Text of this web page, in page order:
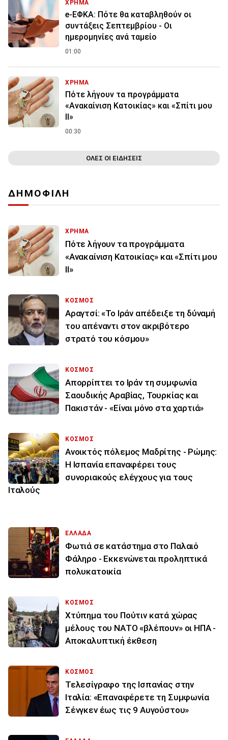
ΧΡΗΜΑ
e-ΕΦΚΑ: Πότε θα καταβληθούν οι
συντάξεις Σεπτεμβρίου - Οι
ημερομηνίες ανά ταμείο
01:00
ΧΡΗΜΑ
Πότε λήγουν τα προγράμματα
«Ανακαίνιση Κατοικίας» και «Σπίτι μου
ΙΙ»
00:30
ΟΛΕΣ ΟΙ ΕΙΔΗΣΕΙΣ
ΔΗΜΟΦΙΛΗ
ΧΡΗΜΑ
Πότε λήγουν τα προγράμματα
«Ανακαίνιση Κατοικίας» και «Σπίτι μου
ΙΙ»
ΚΟΣΜΟΣ
Αραγτσί: «Το Ιράν απέδειξε τη δύναμή
του απέναντι στον ακριβότερο
στρατό του κόσμου»
ΚΟΣΜΟΣ
Απορρίπτει το Ιράν τη συμφωνία
Σαουδικής Αραβίας, Τουρκίας και
Πακιστάν - «Είναι μόνο στα χαρτιά»
ΚΟΣΜΟΣ
Ανοικτός πόλεμος Μαδρίτης - Ρώμης:
Η Ισπανία επαναφέρει τους
συνοριακούς ελέγχους για τους
Ιταλούς
ΕΛΛΑΔΑ
Φωτιά σε κατάστημα στο Παλαιό
Φάληρο - Εκκενώνεται προληπτικά
πολυκατοικία
ΚΟΣΜΟΣ
Χτύπημα του Πούτιν κατά χώρας
μέλους του ΝΑΤΟ «βλέπουν» οι ΗΠΑ -
Αποκαλυπτική έκθεση
ΚΟΣΜΟΣ
Τελεσίγραφο της Ισπανίας στην
Ιταλία: «Επαναφέρετε τη Συμφωνία
Σένγκεν έως τις 9 Αυγούστου»